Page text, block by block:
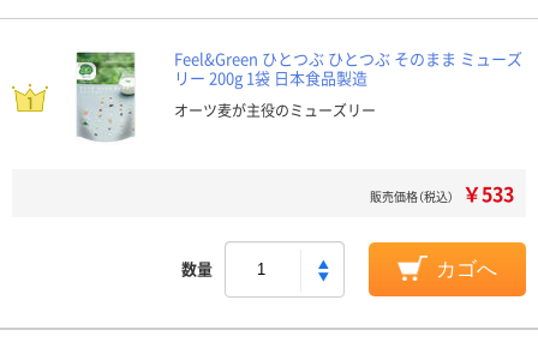
Feel&Green ひとつぶ ひとつぶ そのまま ミューズ
リー 200g 1袋 日本食品製造
オーツ麦が主役のミューズリー
販売価格（税込） ￥533
数量 カゴへ